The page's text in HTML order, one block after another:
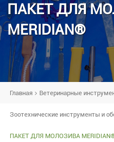
ПАКЕТ ДЛЯ
MERIDIAN®
Главная Ветеринарные
Зоотехнические инструменты и
ПАКЕТ ДЛЯ МОЛОЗИВА